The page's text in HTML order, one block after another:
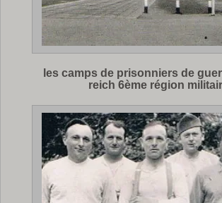
les camps de prisonniers de
reich 6ème région